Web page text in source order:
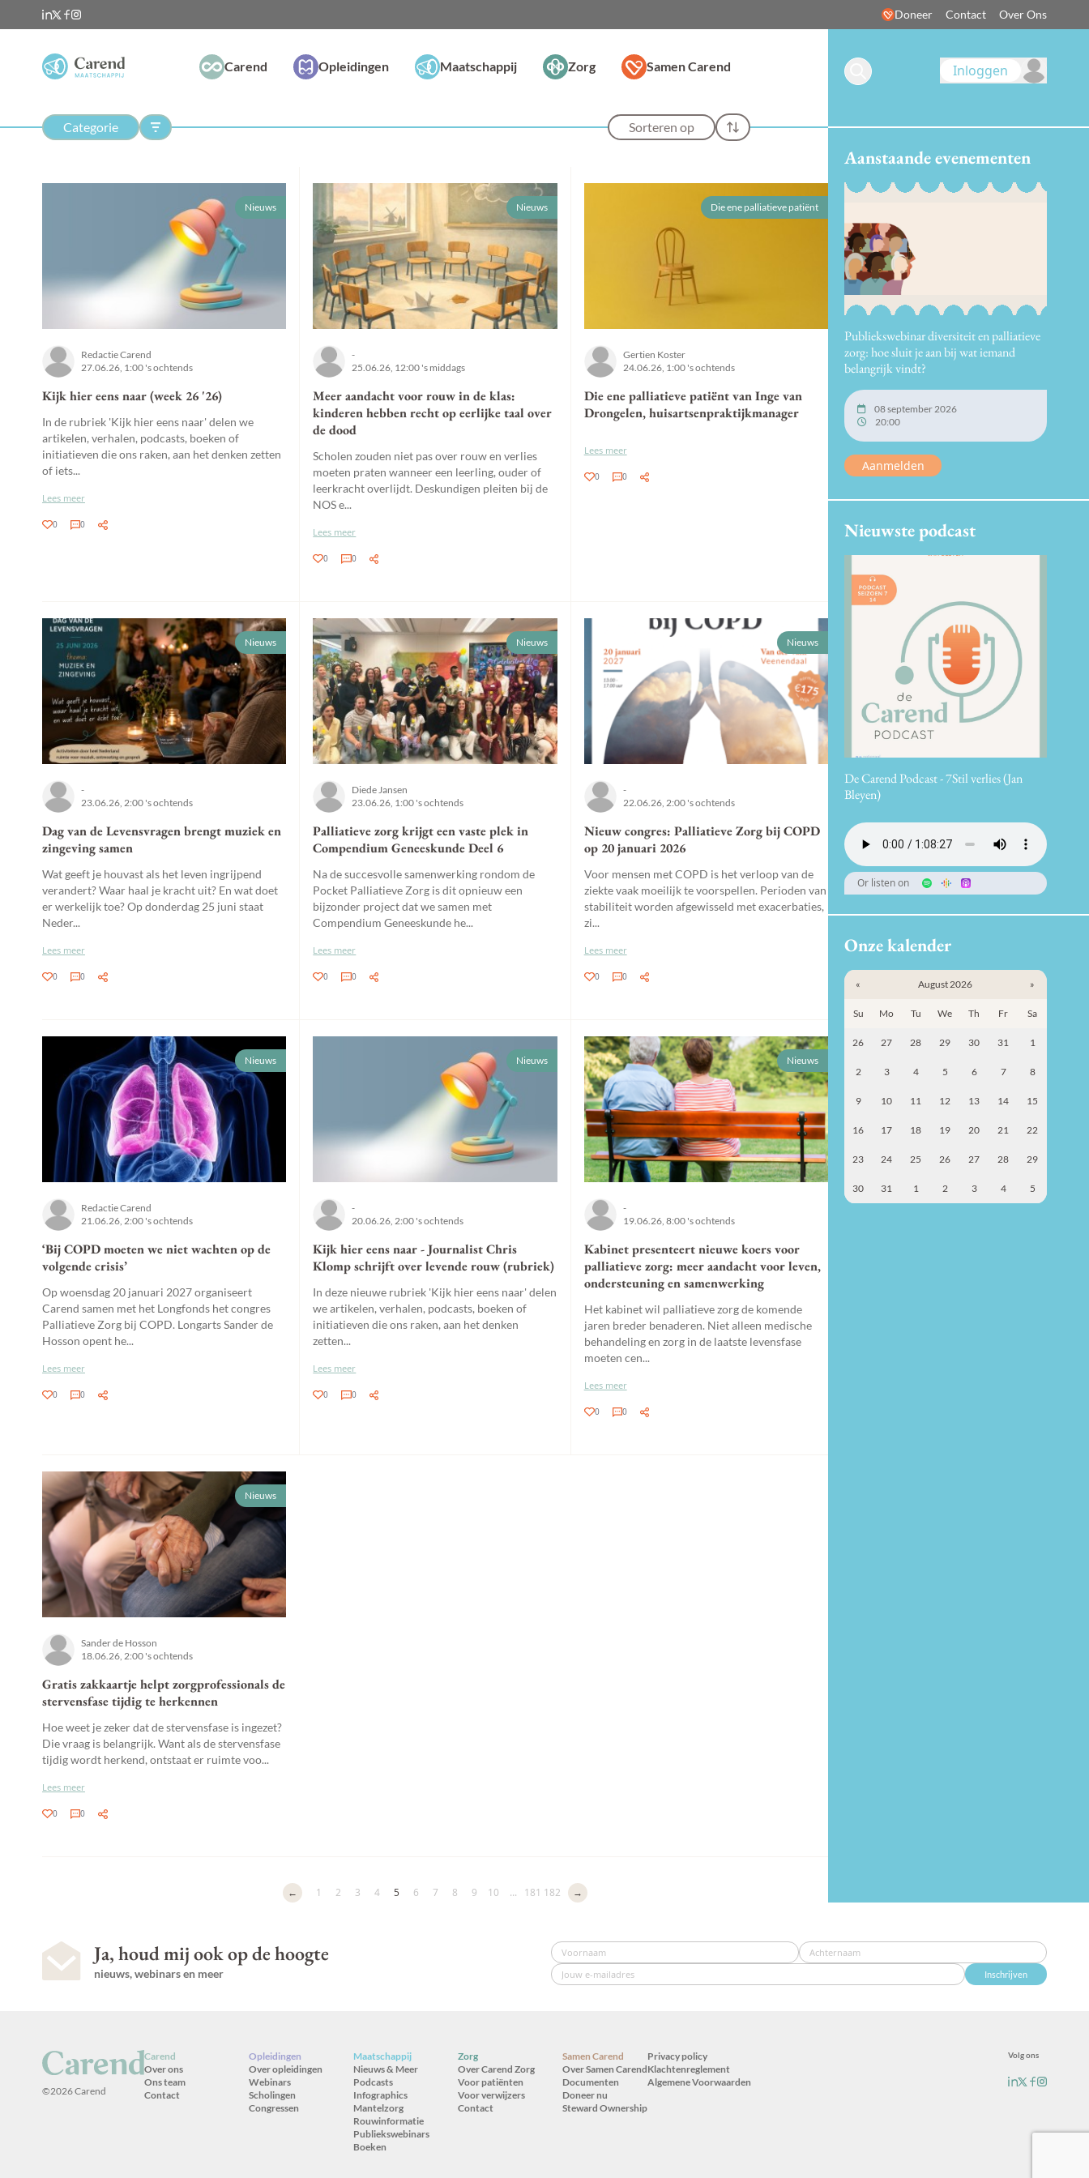
Doneer Contact Over Ons
Carend Opleidingen Maatschappij Zorg Samen Carend
Categorie Sorteren op
Nieuws
Redactie Carend
27.06.26, 1:00 's ochtends
Kijk hier eens naar (week 26 '26)
In de rubriek 'Kijk hier eens naar' delen we
artikelen, verhalen, podcasts, boeken of
initiatieven die ons raken, aan het denken zetten
of iets...
Lees meer
0 0
Nieuws
-
25.06.26, 12:00 's middags
Meer aandacht voor rouw in de klas:
kinderen hebben recht op eerlijke taal over
de dood
Scholen zouden niet pas over rouw en verlies
moeten praten wanneer een leerling, ouder of
leerkracht overlijdt. Deskundigen pleiten bij de
NOS e...
Lees meer
0 0
Die ene palliatieve patiënt
Gertien Koster
24.06.26, 1:00 's ochtends
Die ene palliatieve patiënt van Inge van
Drongelen, huisartsenpraktijkmanager
Lees meer
0 0
Nieuws
-
23.06.26, 2:00 's ochtends
Dag van de Levensvragen brengt muziek en
zingeving samen
Wat geeft je houvast als het leven ingrijpend
verandert? Waar haal je kracht uit? En wat doet
er werkelijk toe? Op donderdag 25 juni staat
Neder...
Lees meer
0 0
Nieuws
Diede Jansen
23.06.26, 1:00 's ochtends
Palliatieve zorg krijgt een vaste plek in
Compendium Geneeskunde Deel 6
Na de succesvolle samenwerking rondom de
Pocket Palliatieve Zorg is dit opnieuw een
bijzonder project dat we samen met
Compendium Geneeskunde he...
Lees meer
0 0
Nieuws
-
22.06.26, 2:00 's ochtends
Nieuw congres: Palliatieve Zorg bij COPD
op 20 januari 2026
Voor mensen met COPD is het verloop van de
ziekte vaak moeilijk te voorspellen. Perioden van
stabiliteit worden afgewisseld met exacerbaties,
zi...
Lees meer
0 0
Nieuws
Redactie Carend
21.06.26, 2:00 's ochtends
‘Bij COPD moeten we niet wachten op de
volgende crisis’
Op woensdag 20 januari 2027 organiseert
Carend samen met het Longfonds het congres
Palliatieve Zorg bij COPD. Longarts Sander de
Hosson opent he...
Lees meer
0 0
Nieuws
-
20.06.26, 2:00 's ochtends
Kijk hier eens naar - Journalist Chris
Klomp schrijft over levende rouw (rubriek)
In deze nieuwe rubriek 'Kijk hier eens naar' delen
we artikelen, verhalen, podcasts, boeken of
initiatieven die ons raken, aan het denken
zetten...
Lees meer
0 0
Nieuws
-
19.06.26, 8:00 's ochtends
Kabinet presenteert nieuwe koers voor
palliatieve zorg: meer aandacht voor leven,
ondersteuning en samenwerking
Het kabinet wil palliatieve zorg de komende
jaren breder benaderen. Niet alleen medische
behandeling en zorg in de laatste levensfase
moeten cen...
Lees meer
0 0
Nieuws
Sander de Hosson
18.06.26, 2:00 's ochtends
Gratis zakkaartje helpt zorgprofessionals de
stervensfase tijdig te herkennen
Hoe weet je zeker dat de stervensfase is ingezet?
Die vraag is belangrijk. Want als de stervensfase
tijdig wordt herkend, ontstaat er ruimte voo...
Lees meer
0 0
← 1 2 3 4 5 6 7 8 9 10 ... 181 182 →
Inloggen
Aanstaande evenementen
Publiekswebinar diversiteit en palliatieve
zorg: hoe sluit je aan bij wat iemand
belangrijk vindt?
08 september 2026
20:00
Aanmelden
Nieuwste podcast
De Carend Podcast - 7Stil verlies (Jan
Bleyen)
Or listen on
Onze kalender
« August 2026 »
Su Mo Tu We Th Fr Sa
26 27 28 29 30 31 1
2 3 4 5 6 7 8
9 10 11 12 13 14 15
16 17 18 19 20 21 22
23 24 25 26 27 28 29
30 31 1 2 3 4 5
Ja, houd mij ook op de hoogte
nieuws, webinars en meer Inschrijven
©2026 Carend
Carend
Over ons
Ons team
Contact
Opleidingen
Over opleidingen
Webinars
Scholingen
Congressen
Maatschappij
Nieuws & Meer
Podcasts
Infographics
Mantelzorg
Rouwinformatie
Publiekswebinars
Boeken
Zorg
Over Carend Zorg
Voor patiënten
Voor verwijzers
Contact
Samen Carend
Over Samen Carend
Documenten
Doneer nu
Steward Ownership
Volg ons
Privacy policy
Klachtenreglement
Algemene Voorwaarden